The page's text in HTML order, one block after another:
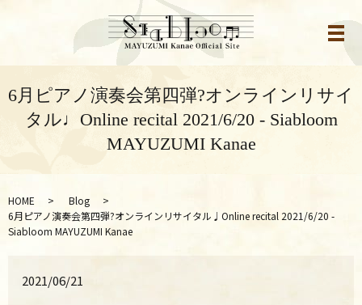
メ
6月ピアノ演奏会第四弾?オンラインリサイ
タル♩Online recital 2021/6/20 - Siabloom
MAYUZUMI Kanae
HOME
Blog
6月ピアノ演奏会第四弾?オンラインリサイタル♩Online recital 2021/6/20 -
Siabloom MAYUZUMI Kanae
2021/06/21